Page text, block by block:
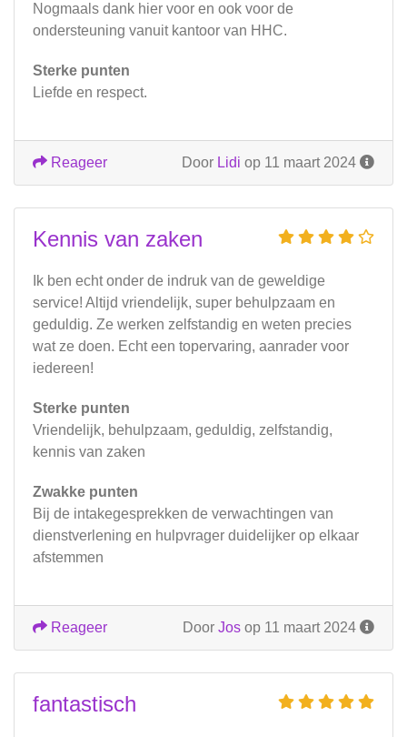
Nogmaals dank hier voor en ook voor de
ondersteuning vanuit kantoor van HHC.
Sterke punten
Liefde en respect.
Door Lidi op 11 maart 2024
Reageer
Kennis van zaken
Ik ben echt onder de indruk van de geweldige
service! Altijd vriendelijk, super behulpzaam en
geduldig. Ze werken zelfstandig en weten precies
wat ze doen. Echt een topervaring, aanrader voor
iedereen!
Sterke punten
Vriendelijk, behulpzaam, geduldig, zelfstandig,
kennis van zaken
Zwakke punten
Bij de intakegesprekken de verwachtingen van
dienstverlening en hulpvrager duidelijker op elkaar
afstemmen
Door Jos op 11 maart 2024
Reageer
fantastisch